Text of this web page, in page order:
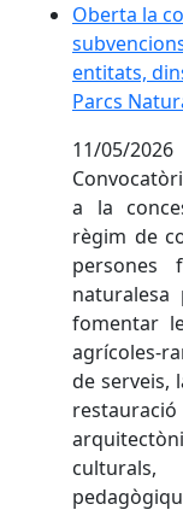
Oberta la
entitats,
Parcs
11/05/2026
a la
règim de
persones
naturalesa
fomentar
agrícoles-
de serveis,
culturals,